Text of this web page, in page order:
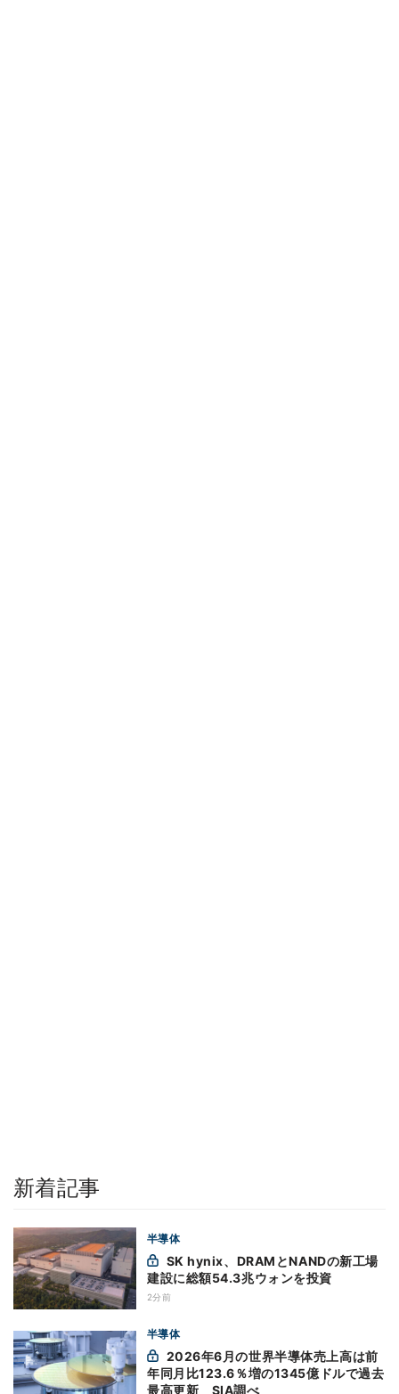
新着記事
半導体
建設に総額54.3兆ウォンを投資
2分前
半導体
年同月比123.6％増の1345億ドルで過去
最高更新 SIA調べ